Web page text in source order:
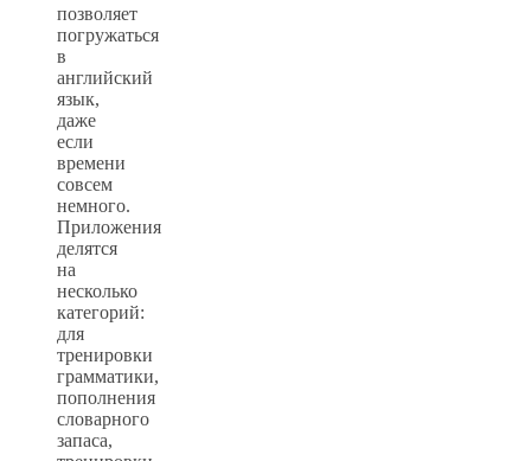
позволяет
погружаться
в
английский
язык,
даже
если
времени
совсем
немного.
Приложения
делятся
на
несколько
категорий:
для
тренировки
грамматики,
пополнения
словарного
запаса,